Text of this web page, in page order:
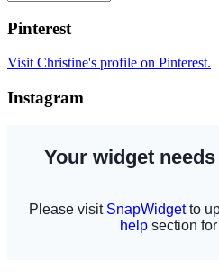
Pinterest
Visit Christine's profile on Pinterest.
Instagram